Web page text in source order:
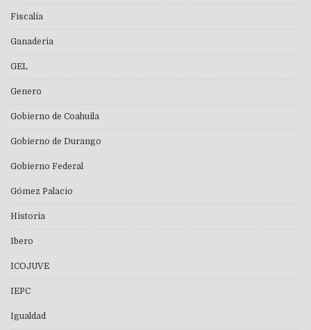
Fiscalía
Ganaderia
GEL
Genero
Gobierno de Coahuila
Gobierno de Durango
Gobierno Federal
Gómez Palacio
Historia
Ibero
ICOJUVE
IEPC
Igualdad